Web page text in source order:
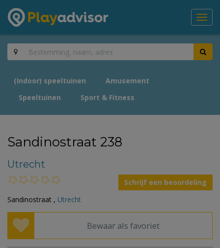
(Indoor) speeltuinen
Amusement
Speeltuinen
Sport & Fitness
Sandinostraat 238
Utrecht
Schrijf een beoordeling
Sandinostraat , Utrecht
Bewaar als favoriet